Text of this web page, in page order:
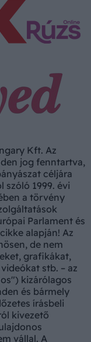
Kft. Az
jog fenntartva,
céljára
szóló 1999. évi
a törvény
Parlament és
alapján! Az
de nem
grafikákat,
stb. – az
kizárólagos
és bármely
írásbeli
kivezető
vállal. A